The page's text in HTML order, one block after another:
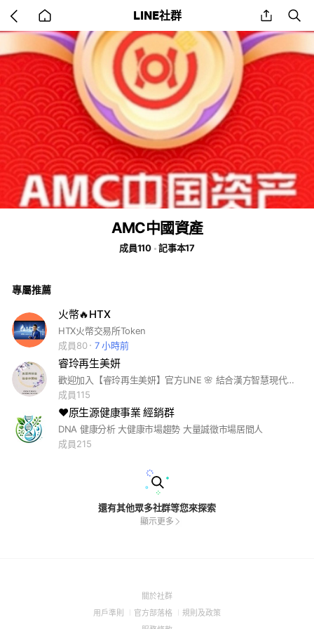
back
to
home
LINE社群 share
AMC中國資產
成員110 記事本17
專屬推薦
火幣🔥HTX
HTX火幣交易所Token
成員80
7 小時前
睿玲再生美妍
歡迎加入【睿玲再生美妍】官方LINE 🌸 結合漢方智慧現代再生科技，為您開啟內養外潤的美妍旅程 ✨會員專屬｜新品體驗｜健康講座｜美麗祕笈✨ 美，從再生開始；健康，由睿玲守護。
成員115
♥️原生源健康事業 經銷群
DNA 健康分析 大健康市場趨勢 大量誠徵市場居間人
成員215
還有其他眾多社群等您來探索
顯示更多
關於社群(Open
用戶準則
(Open
官方部落格
(Open
規則及政策(Open